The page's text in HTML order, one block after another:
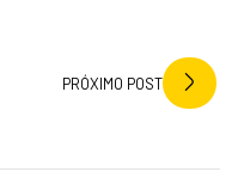
PRÓXIMO POST